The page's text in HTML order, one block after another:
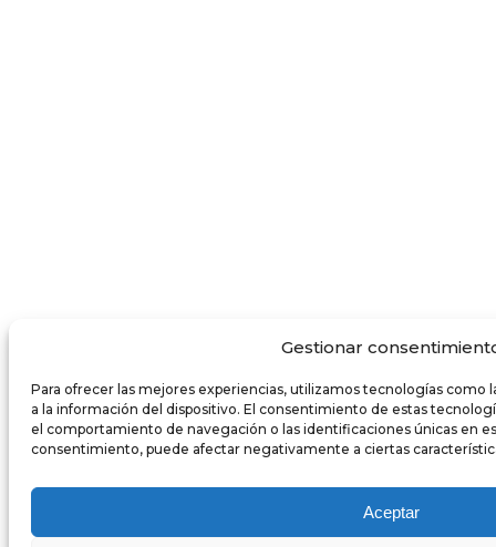
Gestionar
Para ofrecer las mejores experiencias, utilizamos tecnologías como
a la información del dispositivo. El consentimiento de estas
el comportamiento de navegación o las identificaciones únicas en
consentimiento, puede afectar negativamente a ciertas
Aceptar